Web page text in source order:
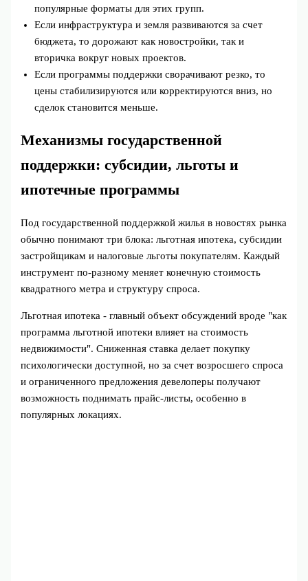
популярные форматы для этих групп.
Если инфраструктура и земля развиваются за счет
бюджета, то дорожают как новостройки, так и
вторичка вокруг новых проектов.
Если программы поддержки сворачивают резко, то
цены стабилизируются или корректируются вниз, но
сделок становится меньше.
Механизмы государственной
поддержки: субсидии, льготы и
ипотечные программы
Под государственной поддержкой жилья в новостях рынка
обычно понимают три блока: льготная ипотека, субсидии
застройщикам и налоговые льготы покупателям. Каждый
инструмент по-разному меняет конечную стоимость
квадратного метра и структуру спроса.
Льготная ипотека - главный объект обсуждений вроде "как
программа льготной ипотеки влияет на стоимость
недвижимости". Сниженная ставка делает покупку
психологически доступной, но за счет возросшего спроса
и ограниченного предложения девелоперы получают
возможность поднимать прайс-листы, особенно в
популярных локациях.